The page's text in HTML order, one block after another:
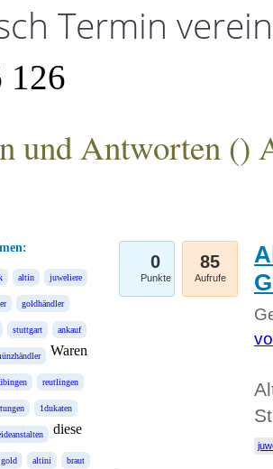
Termin
126
und Antworten ()
altin juweliere
goldhändler
stuttgart ankauf
reutlingen
1dukaten
gold altini braut
Waren
diese
0
Punkte
85
Aufrufe